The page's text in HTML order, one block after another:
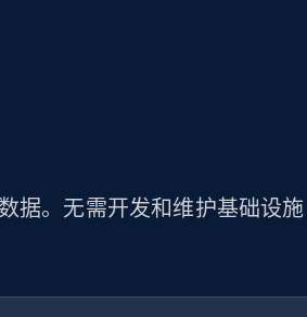
据。无需开发和维护基础设